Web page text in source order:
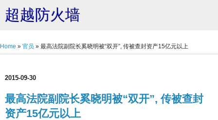
超越防火墙
Home » 官员 » 最高法院副院长奚晓明被“双开”, 传被查封资产15亿元以上
2015-09-30
最高法院副院长奚晓明被“双开”, 传被查封
资产15亿元以上